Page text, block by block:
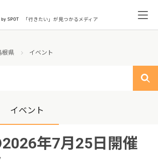
「行きたい」が見つかるメディア
根県 イベント
イベント
年7月25日開催